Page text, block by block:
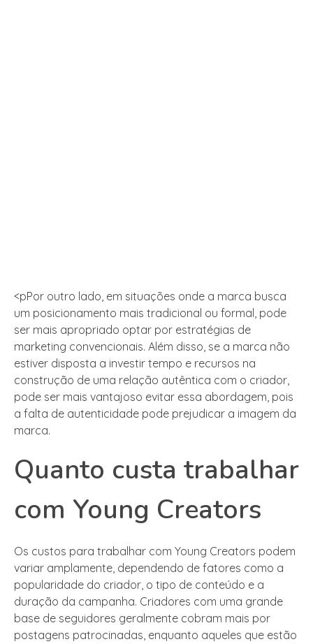
<pPor outro lado, em situações onde a marca busca
um posicionamento mais tradicional ou formal, pode
ser mais apropriado optar por estratégias de
marketing convencionais. Além disso, se a marca não
estiver disposta a investir tempo e recursos na
construção de uma relação autêntica com o criador,
pode ser mais vantajoso evitar essa abordagem, pois
a falta de autenticidade pode prejudicar a imagem da
marca.
Quanto custa trabalhar
com Young Creators
Os custos para trabalhar com Young Creators podem
variar amplamente, dependendo de fatores como a
popularidade do criador, o tipo de conteúdo e a
duração da campanha. Criadores com uma grande
base de seguidores geralmente cobram mais por
postagens patrocinadas, enquanto aqueles que estão